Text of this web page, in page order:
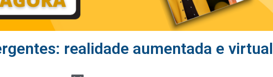
realidade aumentada e virtual